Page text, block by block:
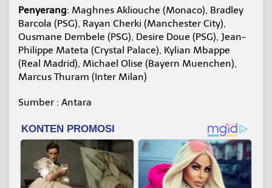
Penyerang: Maghnes Akliouche (Monaco), Bradley
Barcola (PSG), Rayan Cherki (Manchester City),
Ousmane Dembele (PSG), Desire Doue (PSG), Jean-
Philippe Mateta (Crystal Palace), Kylian Mbappe
(Real Madrid), Michael Olise (Bayern Muenchen),
Marcus Thuram (Inter Milan)
Sumber : Antara